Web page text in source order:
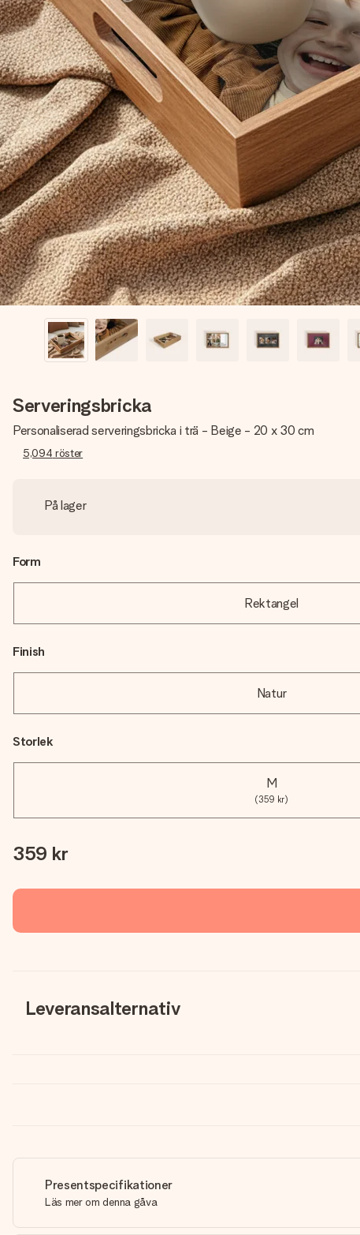
Serveringsbricka
Personaliserad serveringsbricka i trä - Beige - 20 x 30 cm
5,094 röster
På lager
Form
Rektangel
Finish
Natur
Storlek
M
(359 kr)
359 kr
Leveransalternativ
Presentspecifikationer
Läs mer om denna gåva